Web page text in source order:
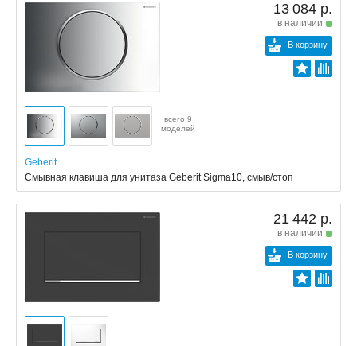
13 084 р.
в наличии
В корзину
всего 9
моделей
Geberit
Смывная клавиша для унитаза Geberit Sigma10, смыв/стоп
21 442 р.
в наличии
В корзину